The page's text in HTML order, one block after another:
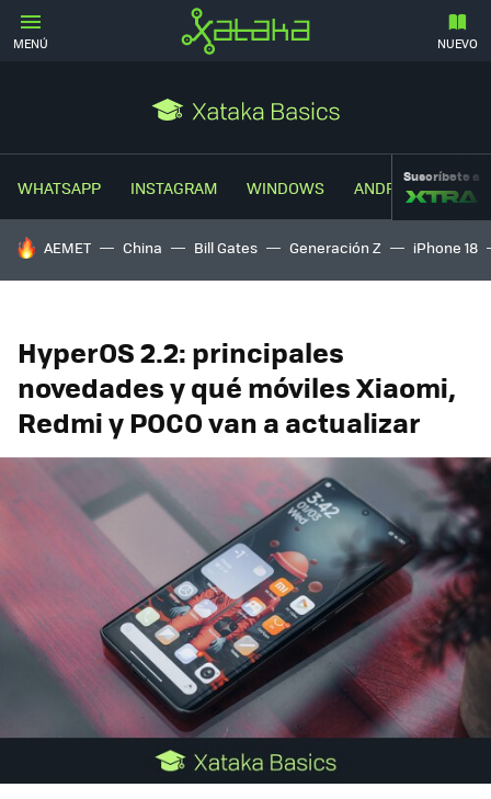
MENÚ NUEVO
WHATSAPP INSTAGRAM WINDOWS ANDROIDSuscríbete a
HOY SE HABLA DE
AEMET China Bill Gates Generación Z iPhone 18
HyperOS 2.2: principales
novedades y qué móviles Xiaomi,
Redmi y POCO van a actualizar